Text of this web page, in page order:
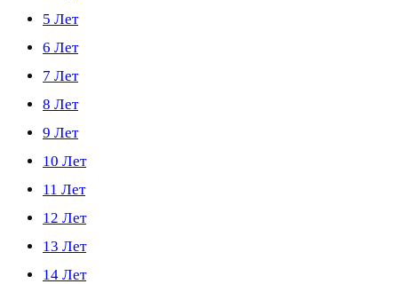
5 Лет
6 Лет
7 Лет
8 Лет
9 Лет
10 Лет
11 Лет
12 Лет
13 Лет
14 Лет